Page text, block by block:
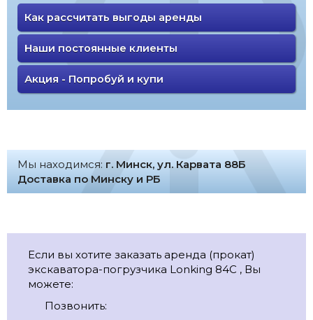
Как рассчитать выгоды аренды
Наши постоянные клиенты
Акция - Попробуй и купи
Мы находимся: г. Минск, ул. Карвата 88Б
Доставка по Минску и РБ
Если вы хотите заказать аренда (прокат)
экскаватора-погрузчика Lonking 84C , Вы
можете:
Позвонить: